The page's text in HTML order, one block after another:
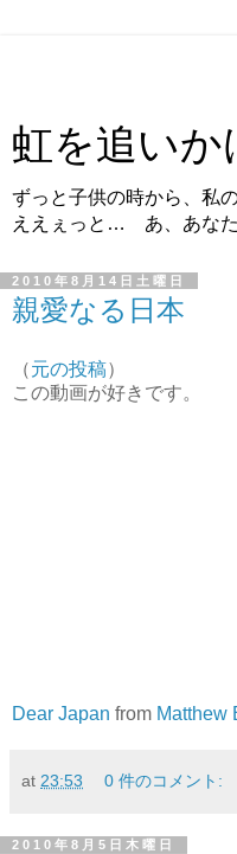
虹を追いか
ずっと子供の時から、私
ええぇっと… あ、あな
2010年8月14日土曜日
親愛なる日本
（元の投稿）
この動画が好きです。
Dear Japan from Matthew
at 23:53 0 件のコメント:
2010年8月5日木曜日